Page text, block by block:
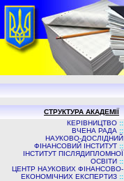
СТРУКТУРА АКАДЕМІЇ
КЕРІВНИЦТВО ::
ВЧЕНА РАДА ::
НАУКОВО-ДОСЛІДНИЙ
ФІНАНСОВИЙ ІНСТИТУТ ::
ІНСТИТУТ ПІСЛЯДИПЛОМНОЇ
ОСВІТИ ::
ЦЕНТР НАУКОВИХ ФІНАНСОВО-
ЕКОНОМІЧНИХ ЕКСПЕРТИЗ ::